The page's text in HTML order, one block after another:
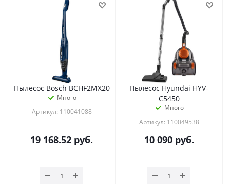
Пылесос Bosch BCHF2MX20
Много
Артикул: 110041088
19 168.52 руб.
Пылесос Hyundai HYV-
C5450
Много
Артикул: 110049538
10 090руб.